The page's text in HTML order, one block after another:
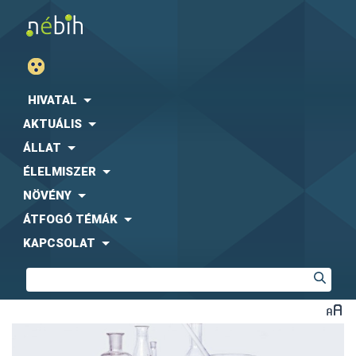
HIVATAL
AKTUÁLIS
ÁLLAT
ÉLELMISZER
NÖVÉNY
ÁTFOGÓ TÉMÁK
KAPCSOLAT